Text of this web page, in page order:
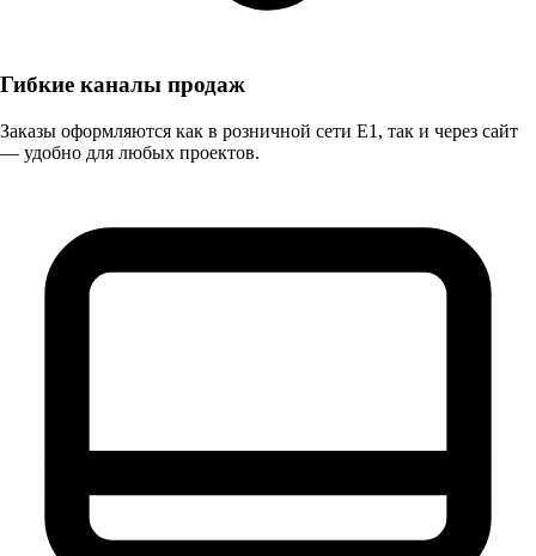
Гибкие каналы продаж
Заказы оформляются как в розничной сети E1, так и через сайт
— удобно для любых проектов.